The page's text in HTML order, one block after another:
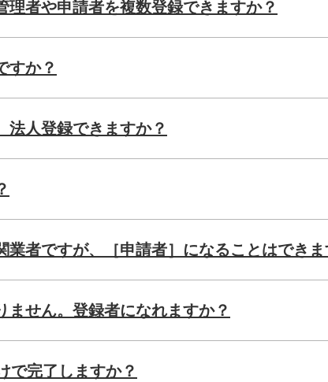
理者や申請者を複数登録できますか？
すか？
法人登録できますか？
業者ですが、［申請者］になることはでき
ません。登録者になれますか？
で完了しますか？